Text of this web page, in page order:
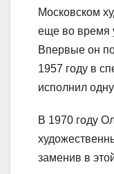
Московском
еще во время
Впервые он
1957 году в
исполнил
В 1970 году
заменив в